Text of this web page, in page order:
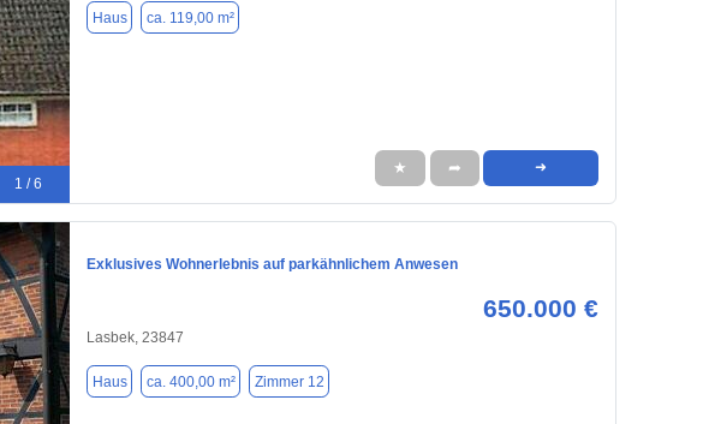
1 / 6
Haus ca. 119,00 m²
★ ➦ ➜
Exklusives Wohnerlebnis auf parkähnlichem Anwesen
650.000 €
Lasbek, 23847
Haus ca. 400,00 m² Zimmer 12